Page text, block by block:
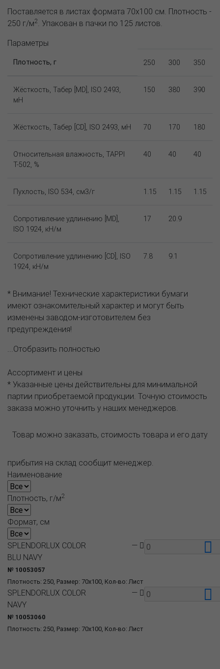
Поставляется в листах формата 70х100 см. Плотность -
250 г/м2 . Упакован в пачки по 125 листов.
Параметры
Плотность, г 250 300 350
Жёсткость, Табер [MD], ISO 2493,
мН
150 380 390
Жёсткость, Табер [CD], ISO 2493, мН 70 170 180
Относительная влажность, TAPPI
T-502, %
40 40 40
Пухлость, ISO 534, см3/г 1.15 1.15 1.15
Сопротивление удлинению [MD],
ISO 1924, кН/м
17 20.9
Сопротивление удлинению [CD], ISO
1924, кН/м
7.8 9.1
* Внимание! Технические характеристики бумаги
имеют ознакомительный характер и могут быть
изменены заводом-изготовителем без
предупреждения!
...Отобразить полностью
Ассортимент и цены
* Указанные цены действительны для минимальной
партии приобретаемой продукции. Точную стоимость
заказа можно уточнить у наших менеджеров.
Товар можно заказать, стоимость товара и его дату
прибытия на склад сообщит менеджер.
Наименование
Плотность, г/м2
Формат, см
Плотность: 250, Размер: 70x100, Кол-во: Лист
SPLENDORLUX COLOR
BLU NAVY
№ 10053057
—
Плотность: 250, Размер: 70x100, Кол-во: Лист
SPLENDORLUX COLOR
NAVY
№ 10053060
—